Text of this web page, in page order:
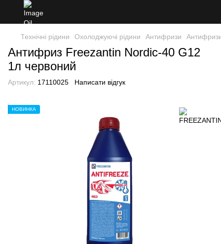
Технічні рідини Охолоджуючі рідини Антифризи
Антифриз Freezantin Nordic-40 G12
1л червоний
Артикул: 17110025 Написати відгук
НОВИНКА